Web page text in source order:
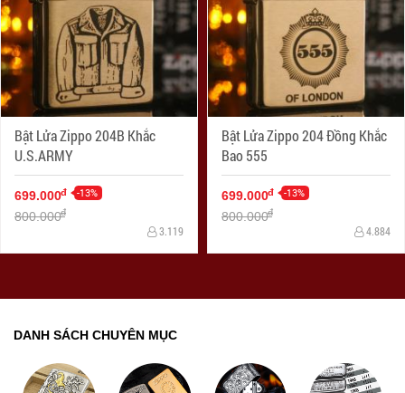
Bật Lửa Zippo 204B Khắc
U.S.ARMY
699.000đ -13%
800.000đ
3.119
Bật Lửa Zippo 204 Đồng Khắc
Bao 555
699.000đ -13%
800.000đ
4.884
DANH SÁCH CHUYÊN MỤC